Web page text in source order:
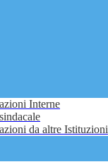
Interne
da altre Istituzioni